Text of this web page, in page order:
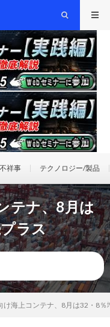
祥事 テクノロジー/製品
テナ、8月は
ラス
け海上コンテナ、8月は32・8